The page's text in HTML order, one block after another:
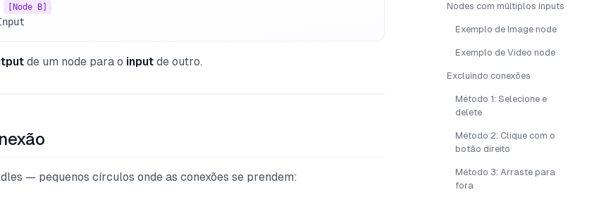
[Node B]
de um node para o input de outro.
— pequenos círculos onde as conexões se prendem:
Nodes com múltiplos inputs
Exemplo de Image node
Exemplo de Video node
Excluindo conexões
Método 1: Selecione e
delete
Método 2: Clique com o
botão direito
Método 3: Arraste para
fora